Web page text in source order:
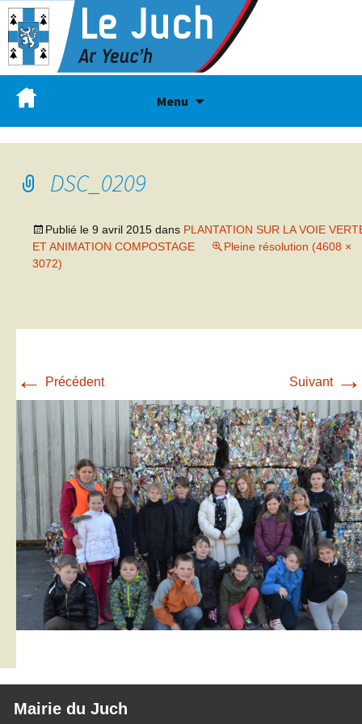
Menu
DSC_0209
Publié le 9 avril 2015 dans PLANTATION SUR LA VOIE
ET ANIMATION COMPOSTAGE
Pleine résolution (4608 ×
3072)
← Précédent Suivant →
Mairie du Juch